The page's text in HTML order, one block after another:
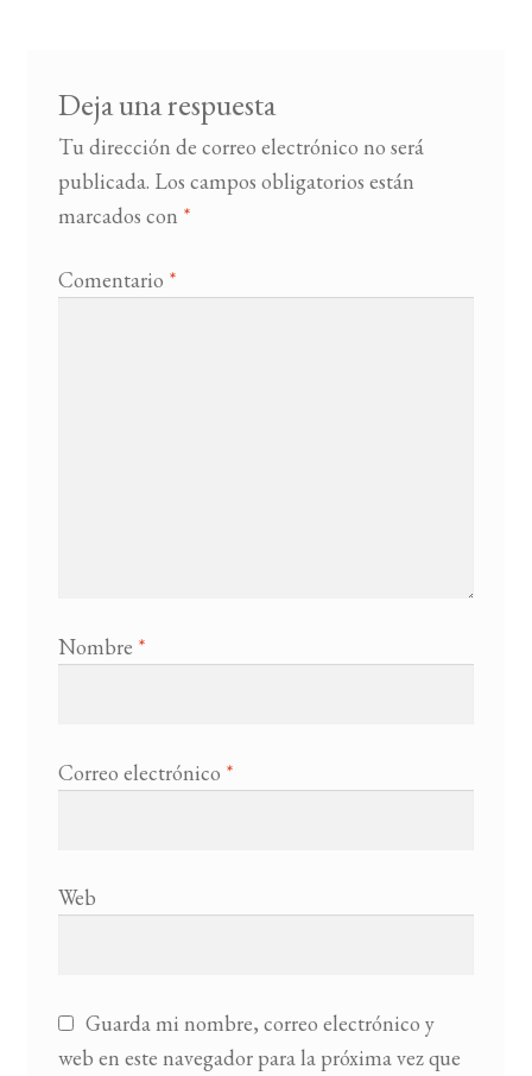
LISTA DE LIBROS
Deja una respuesta
Tu dirección de correo electrónico no será
publicada. Los campos obligatorios están
marcados con *
Comentario *
Nombre *
Correo electrónico *
Web
Guarda mi nombre, correo electrónico y
web en este navegador para la próxima vez que